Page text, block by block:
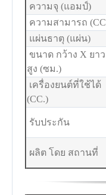
ความจุ (แอมป์)
ความสามารถ
แผ่นธาตุ (แผ่น)
ขนาด กว้าง X ยา
สูง (ซม.)
เครื่องยนต์ที่ใช้ได้
(CC.)
รับประกัน
ผลิต โดย สถานที่